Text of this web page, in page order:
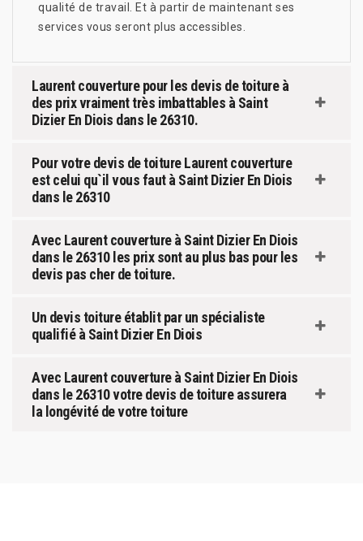
qualité de travail. Et à partir de maintenant ses
services vous seront plus accessibles.
Laurent couverture pour les devis de toiture à
des prix vraiment très imbattables à Saint
Dizier En Diois dans le 26310.
Pour votre devis de toiture Laurent couverture
est celui qu`il vous faut à Saint Dizier En Diois
dans le 26310
Avec Laurent couverture à Saint Dizier En Diois
dans le 26310 les prix sont au plus bas pour les
devis pas cher de toiture.
Un devis toiture établit par un spécialiste
qualifié à Saint Dizier En Diois
Avec Laurent couverture à Saint Dizier En Diois
dans le 26310 votre devis de toiture assurera
la longévité de votre toiture